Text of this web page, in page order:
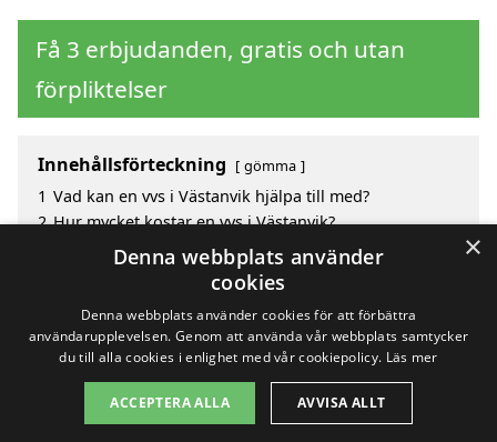
Få 3 erbjudanden, gratis och utan
förpliktelser
Innehållsförteckning gömma
1 Vad kan en vvs i Västanvik hjälpa till med?
2 Hur mycket kostar en vvs i Västanvik?
Fördelar med att välja vvs i Västanvik
Sök efter en skicklig vvs i de omgivande städerna
Copyright 2026 - Pilanto Aps
Om / kontakt Blogg Webbplatskarta Villkor
×
Denna webbplats använder
cookies
Denna webbplats använder cookies för att förbättra
användarupplevelsen. Genom att använda vår webbplats samtycker
du till alla cookies i enlighet med vår cookiepolicy. Läs mer
ACCEPTERA ALLA AVVISA ALLT